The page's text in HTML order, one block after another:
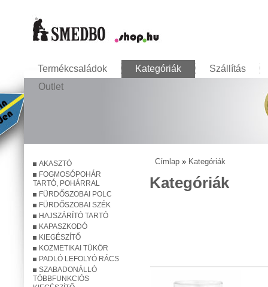
Termékcsaládok Kategóriák
Szállítás
Outlet
AKASZTÓ
FOGMOSÓPOHÁR
TARTÓ, POHÁRRAL
FÜRDŐSZOBAI POLC
FÜRDŐSZOBAI SZÉK
HAJSZÁRÍTÓ TARTÓ
KAPASZKODÓ
KIEGÉSZÍTŐ
KOZMETIKAI TÜKÖR
PADLÓ LEFOLYÓ RÁCS
SZABADONÁLLÓ
TÖBBFUNKCIÓS
Jelenlegi hely
Címlap » Kategóriák
Kategóriák